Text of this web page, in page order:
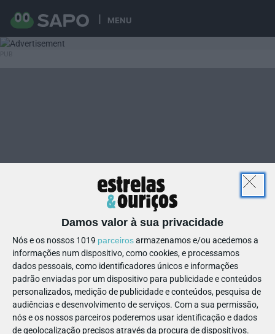
MENU
Damos valor à sua privacidade
Nós e os nossos 1019 parceirosarmazenamos e/ou acedemos a
informações num dispositivo, como cookies, e processamos
dados pessoais, como identificadores únicos e informações
padrão enviadas por um dispositivo para publicidade e conteúdos
personalizados, medição de publicidade e conteúdos, pesquisa de
audiências e desenvolvimento de serviços. Com a sua permissão,
nós e os nossos parceiros poderemos usar identificação e dados
de geolocalização precisos através da procura de dispositivos.